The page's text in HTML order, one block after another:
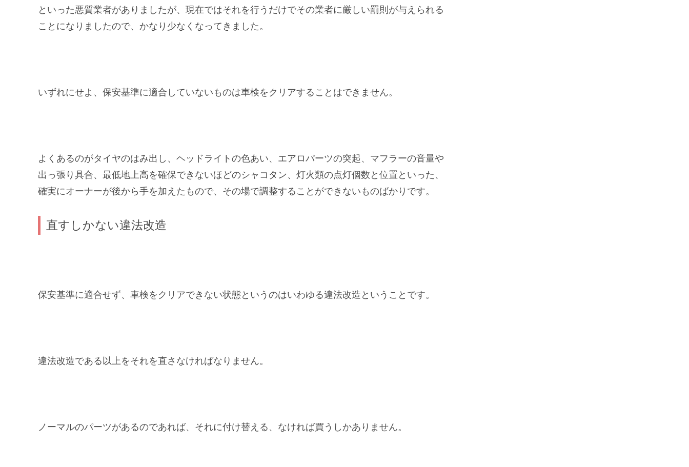
といった悪質業者がありましたが、現在ではそれを行うだけでその業者に厳しい罰則が与えられる
ことになりましたので、かなり少なくなってきました。
いずれにせよ、保安基準に適合していないものは車検をクリアすることはできません。
よくあるのがタイヤのはみ出し、ヘッドライトの色あい、エアロパーツの突起、マフラーの音量や
出っ張り具合、最低地上高を確保できないほどのシャコタン、灯火類の点灯個数と位置といった、
確実にオーナーが後から手を加えたもので、その場で調整することができないものばかりです。
直すしかない違法改造
保安基準に適合せず、車検をクリアできない状態というのはいわゆる違法改造ということです。
違法改造である以上をそれを直さなければなりません。
ノーマルのパーツがあるのであれば、それに付け替える、なければ買うしかありません。